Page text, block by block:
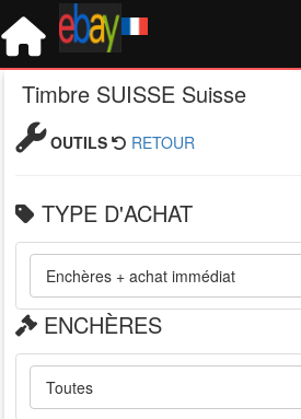
Timbre SUISSE Suisse
OUTILS RETOUR
TYPE D'ACHAT
ENCHÈRES